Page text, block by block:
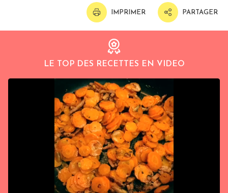
IMPRIMER PARTAGER
LE TOP DES RECETTES EN VIDEO